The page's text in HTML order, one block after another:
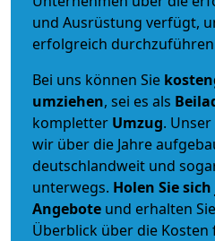
und Ausrüstung verfügt,
erfolgreich
Bei uns können Sie
umziehen, sei es als
kompletter Umzug.
wir über die Jahre
deutschlandweit und
unterwegs. Holen Sie
Angebote und erhalten
Überblick über die